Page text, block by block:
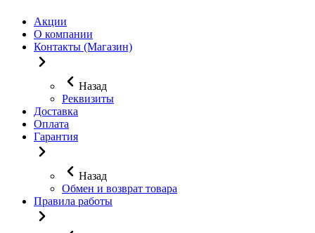
Акции
О компании
Контакты (Магазин)
Назад
Реквизиты
Доставка
Оплата
Гарантия
Назад
Обмен и возврат товара
Правила работы